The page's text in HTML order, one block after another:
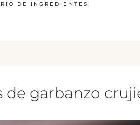
DE INGREDIENTES
de garbanzo